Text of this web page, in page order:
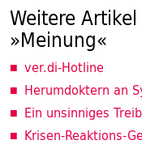
Weitere
»Meinung«
ver.di-Hotline
Herumdoktern an
Ein unsinniges
Krisen-Reaktions-